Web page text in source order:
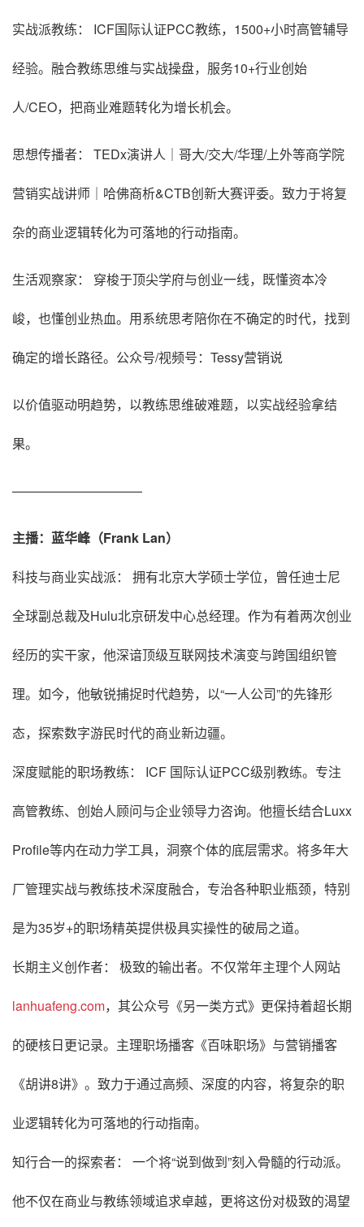
实战派教练： ICF国际认证PCC教练，1500+小时高管辅导
经验。融合教练思维与实战操盘，服务10+行业创始
人/CEO，把商业难题转化为增长机会。
思想传播者： TEDx演讲人｜哥大/交大/华理/上外等商学院
营销实战讲师｜哈佛商析&CTB创新大赛评委。致力于将复
杂的商业逻辑转化为可落地的行动指南。
生活观察家： 穿梭于顶尖学府与创业一线，既懂资本冷
峻，也懂创业热血。用系统思考陪你在不确定的时代，找到
确定的增长路径。公众号/视频号：Tessy营销说
以价值驱动明趋势，以教练思维破难题，以实战经验拿结
果。
——————————
主播：蓝华峰（Frank Lan）
科技与商业实战派： 拥有北京大学硕士学位，曾任迪士尼
全球副总裁及Hulu北京研发中心总经理。作为有着两次创业
经历的实干家，他深谙顶级互联网技术演变与跨国组织管
理。如今，他敏锐捕捉时代趋势，以“一人公司”的先锋形
态，探索数字游民时代的商业新边疆。
深度赋能的职场教练： ICF 国际认证PCC级别教练。专注
高管教练、创始人顾问与企业领导力咨询。他擅长结合Luxx
Profile等内在动力学工具，洞察个体的底层需求。将多年大
厂管理实战与教练技术深度融合，专治各种职业瓶颈，特别
是为35岁+的职场精英提供极具实操性的破局之道。
长期主义创作者： 极致的输出者。不仅常年主理个人网站
lanhuafeng.com，其公众号《另一类方式》更保持着超长期
的硬核日更记录。主理职场播客《百味职场》与营销播客
《胡讲8讲》。致力于通过高频、深度的内容，将复杂的职
业逻辑转化为可落地的行动指南。
知行合一的探索者： 一个将“说到做到”刻入骨髓的行动派。
他不仅在商业与教练领域追求卓越，更将这份对极致的渴望